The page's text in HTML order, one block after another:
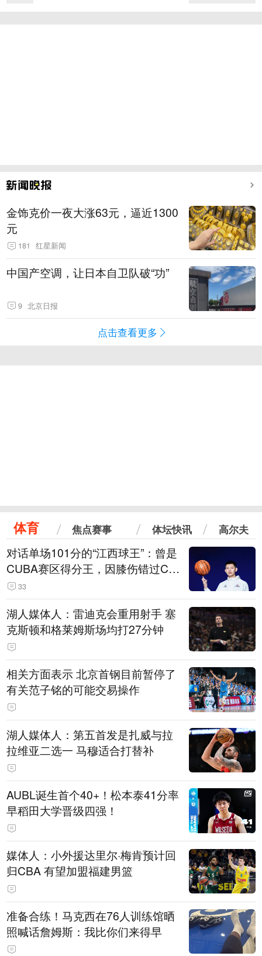
金饰克价一夜大涨63元，逼近1300
元
181 红星新闻
中国产空调，让日本自卫队破“功”
9 北京日报
点击查看更多
体育 焦点赛事 体坛快讯 高尔夫
对话单场101分的“江西球王”：曾是
CUBA赛区得分王，因膝伤错过CB
A选秀
33
湖人媒体人：雷迪克会重用射手 塞
克斯顿和格莱姆斯场均打27分钟
相关方面表示 北京首钢目前暂停了
有关范子铭的可能交易操作
湖人媒体人：第五首发是扎威与拉
拉维亚二选一 马穆适合打替补
AUBL诞生首个40+！松本泰41分率
早稻田大学晋级四强！
媒体人：小外援达里尔·梅肯预计回
归CBA 有望加盟福建男篮
准备合练！马克西在76人训练馆晒
照喊话詹姆斯：我比你们来得早